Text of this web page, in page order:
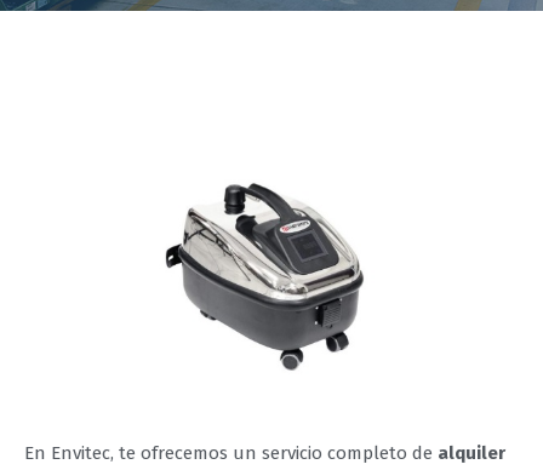
En Envitec, te ofrecemos un servicio completo de alquiler